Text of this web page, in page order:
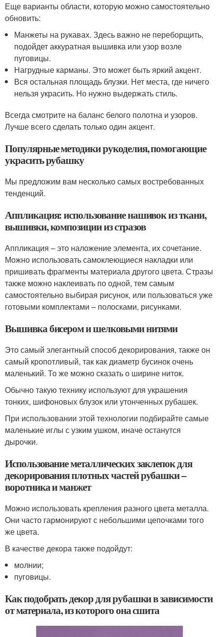
Еще варианты области, которую можно самостоятельно
обновить:
Манжеты на рукавах. Здесь важно не переборщить,
подойдет аккуратная вышивка или узор возле
пуговицы.
Нагрудные карманы. Это может быть яркий акцент.
Вся остальная площадь блузки. Нет места, где ничего
нельзя украсить. Но нужно выдержать стиль.
Всегда смотрите на баланс белого полотна и узоров.
Лучше всего сделать только один акцент.
Популярные методики рукоделия, помогающие
украсить рубашку
Мы предложим вам несколько самых востребованных
тенденций.
Аппликация: использование нашивок из ткани,
вышивки, композиции из стразов
Аппликация – это наложение элемента, их сочетание.
Можно использовать самоклеющиеся накладки или
пришивать фрагменты материала другого цвета. Стразы
также можно наклеивать по одной, тем самым
самостоятельно выбирая рисунок, или пользоваться уже
готовыми комплектами – полосками, рисунками.
Вышивка бисером и шелковыми нитями
Это самый элегантный способ декорирования, также он
самый кропотливый, так как диаметр бусинок очень
маленький. То же можно сказать о ширине ниток.
Обычно такую технику используют для украшения
тонких, шифоновых блузок или утонченных рубашек.
При использовании этой технологии подбирайте самые
маленькие иглы с узким ушком, иначе останутся
дырочки.
Использование металлических заклепок для
декорирования плотных частей рубашки –
воротника и манжет
Можно использовать крепления разного цвета металла.
Они часто гармонируют с небольшими цепочками того
же цвета.
В качестве декора также подойдут:
молнии;
пуговицы.
Как подобрать декор для рубашки в зависимости
от материала, из которого она сшита